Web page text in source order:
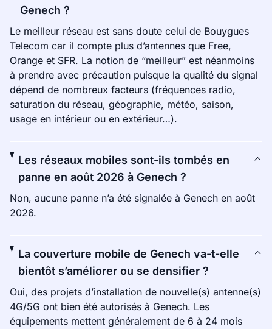
Genech ?
Le meilleur réseau est sans doute celui de Bouygues
Telecom car il compte plus d’antennes que Free,
Orange et SFR. La notion de “meilleur” est néanmoins
à prendre avec précaution puisque la qualité du signal
dépend de nombreux facteurs (fréquences radio,
saturation du réseau, géographie, météo, saison,
usage en intérieur ou en extérieur…).
Les réseaux mobiles sont-ils tombés en
panne en août 2026 à Genech ?
Non, aucune panne n’a été signalée à Genech en août
2026.
La couverture mobile de Genech va-t-elle
bientôt s’améliorer ou se densifier ?
Oui, des projets d’installation de nouvelle(s) antenne(s)
4G/5G ont bien été autorisés à Genech. Les
équipements mettent généralement de 6 à 24 mois